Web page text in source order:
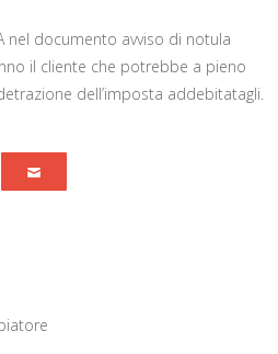
nel documento avviso di notula
il cliente che potrebbe a pieno
dell’imposta addebitatagli.